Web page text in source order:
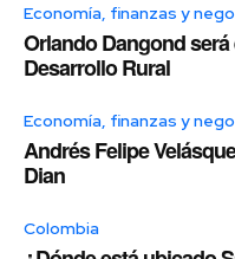
Economía, finanzas y
Orlando Dangond
Desarrollo Rural
Economía, finanzas y
Andrés Felipe
Dian
Colombia